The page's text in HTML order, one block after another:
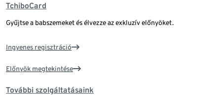
TchiboCard
Gyűjtse a babszemeket és élvezze az exkluzív előnyöket.
Ingyenes regisztráció
Előnyök megtekintése
További szolgáltatásaink